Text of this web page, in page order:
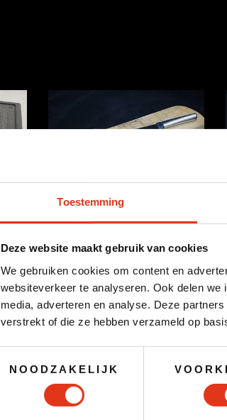
Toestemming
Deze website maakt gebruik van cookies
We gebruiken cookies om content en
websiteverkeer te analyseren. Ook delen
media, adverteren en analyse. Deze
verstrekt of die ze hebben verzameld op
NOODZAKELIJK
Broodmes & broodplank
€3,98